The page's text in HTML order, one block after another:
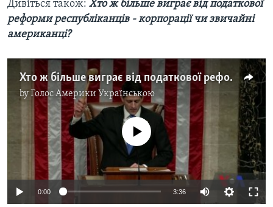
Дивіться також: Хто ж більше виграє від податкової
реформи республіканців - корпорації чи звичайні
американці?
Хто ж більше виграє від податкової реформи республіканців - корпорації чи звичайні американці? Відео
byГолос Америки Українською
No media source currently available
0:00 3:36